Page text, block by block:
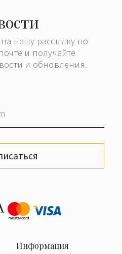
нашу рассылку по
и получайте
и обновления.